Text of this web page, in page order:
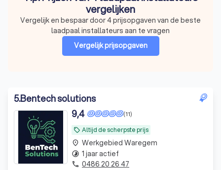
vergelijken
Vergelijk en bespaar door 4 prijsopgaven van de beste
laadpaal installateurs aan te vragen
Vergelijk prijsopgaven
5.Bentech solutions
local_offer Altijd de scherpste prijs
(11)
9,4
place Werkgebied Waregem
timelapse 1 jaar actief
phone 0486 20 26 47